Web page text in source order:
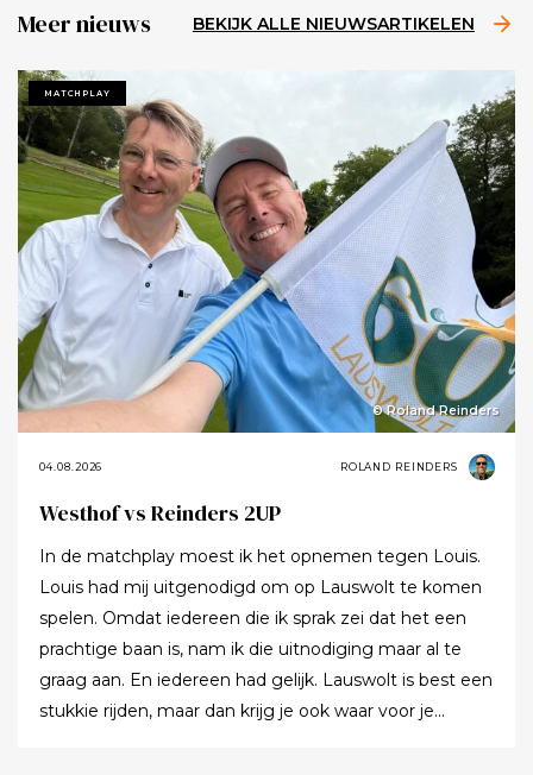
Meer nieuws BEKIJK ALLE NIEUWSARTIKELEN
MATCHPLAY
© Roland Reinders
04.08.2026 ROLAND REINDERS
Westhof vs Reinders 2UP
In de matchplay moest ik het opnemen tegen Louis.
Louis had mij uitgenodigd om op Lauswolt te komen
spelen. Omdat iedereen die ik sprak zei dat het een
prachtige baan is, nam ik die uitnodiging maar al te
graag aan. En iedereen had gelijk. Lauswolt is best een
stukkie rijden, maar dan krijg je ook waar voor je